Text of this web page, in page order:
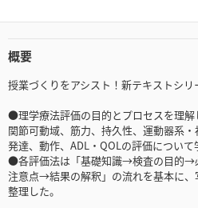
概要
授業づくりをアシスト！新テキストシリ
●理学療法評価の目的とプロセスを理解
関節可動域、筋力、持久性、運動器系
発達、動作、ADL・QOLの評価について
●各評価法は「基礎知識→検査の目的
注意点→結果の解釈」の流れを基本に
整理した。